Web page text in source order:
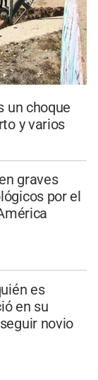
un choque
y varios
graves
por el
es
en su
novio